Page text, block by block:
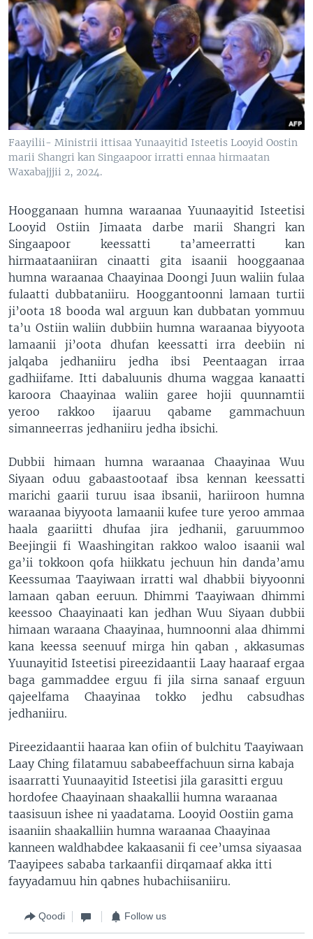
Faayilii- Ministrii ittisaa Yunaayitid Isteetis Looyid Oostin
marii Shangri kan Singaapoor irratti ennaa hirmaatan
Waxabajjjii 2, 2024.
Hoogganaan humna waraanaa Yuunaayitid Isteetisi
Looyid Ostiin Jimaata darbe marii Shangri kan
Singaapoor keessatti ta’ameerratti kan
hirmaataaniiran cinaatti gita isaanii hooggaanaa
humna waraanaa Chaayinaa Doongi Juun waliin fulaa
fulaatti dubbataniiru. Hooggantoonni lamaan turtii
ji’oota 18 booda wal arguun kan dubbatan yommuu
ta’u Ostiin waliin dubbiin humna waraanaa biyyoota
lamaanii ji’oota dhufan keessatti irra deebiin ni
jalqaba jedhaniiru jedha ibsi Peentaagan irraa
gadhiifame. Itti dabaluunis dhuma waggaa kanaatti
karoora Chaayinaa waliin garee hojii quunnamtii
yeroo rakkoo ijaaruu qabame gammachuun
simanneerras jedhaniiru jedha ibsichi.
Dubbii himaan humna waraanaa Chaayinaa Wuu
Siyaan oduu gabaastootaaf ibsa kennan keessatti
marichi gaarii turuu isaa ibsanii, hariiroon humna
waraanaa biyyoota lamaanii kufee ture yeroo ammaa
haala gaariitti dhufaa jira jedhanii, garuummoo
Beejingii fi Waashingitan rakkoo waloo isaanii wal
ga’ii tokkoon qofa hiikkatu jechuun hin danda’amu
Keessumaa Taayiwaan irratti wal dhabbii biyyoonni
lamaan qaban eeruun. Dhimmi Taayiwaan dhimmi
keessoo Chaayinaati kan jedhan Wuu Siyaan dubbii
himaan waraana Chaayinaa, humnoonni alaa dhimmi
kana keessa seenuuf mirga hin qaban , akkasumas
Yuunayitid Isteetisi pireezidaantii Laay haaraaf ergaa
baga gammaddee erguu fi jila sirna sanaaf erguun
qajeelfama Chaayinaa tokko jedhu cabsudhas
jedhaniiru.
Pireezidaantii haaraa kan ofiin of bulchitu Taayiwaan
Laay Ching filatamuu sababeeffachuun sirna kabaja
isaarratti Yuunaayitid Isteetisi jila garasitti erguu
hordofee Chaayinaan shaakallii humna waraanaa
taasisuun ishee ni yaadatama. Looyid Oostiin gama
isaaniin shaakalliin humna waraanaa Chaayinaa
kanneen waldhabdee kakaasanii fi cee’umsa siyaasaa
Taayipees sababa tarkaanfii dirqamaaf akka itti
fayyadamuu hin qabnes hubachiisaniiru.
Qoodi Follow us